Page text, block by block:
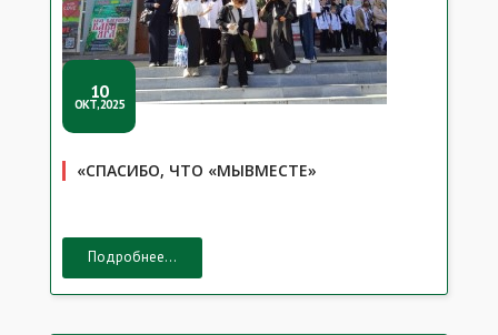
10
ОКТ,2025
«СПАСИБО, ЧТО «МЫВМЕСТЕ»
Подробнее...